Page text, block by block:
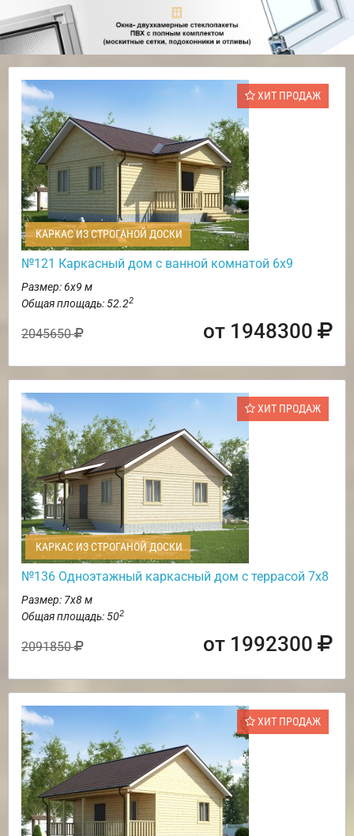
ХИТ ПРОДАЖ
КАРКАС ИЗ СТРОГАНОЙ ДОСКИ
№121 Каркасный дом с ванной комнатой 6х9
Размер: 6х9 м
Общая площадь: 52.22
2045650 от 1948300
ХИТ ПРОДАЖ
КАРКАС ИЗ СТРОГАНОЙ ДОСКИ
№136 Одноэтажный каркасный дом с террасой 7х8
Размер: 7х8 м
Общая площадь: 502
2091850 от 1992300
ХИТ ПРОДАЖ